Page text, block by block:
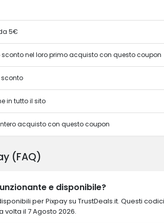
5€
nel loro primo acquisto con questo coupon
sconto
in tutto il sito
acquisto con questo coupon
(FAQ)
e disponibile?
per Pixpay su TrustDeals.it. Questi
volta il 7 Agosto 2026.